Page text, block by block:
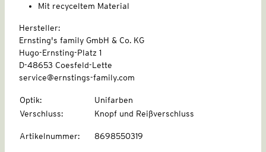
Mit recyceltem Material
Hersteller:
Ernsting's family GmbH & Co. KG
Hugo-Ernsting-Platz 1
D-48653 Coesfeld-Lette
service@ernstings-family.com
Optik:
Unifarben
Verschluss: Knopf und Reißverschluss
Artikelnummer: 8698550319